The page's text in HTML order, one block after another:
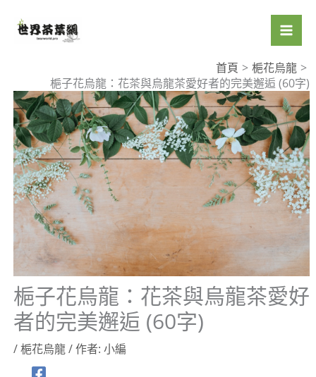
首頁
梔花烏龍
梔子花烏龍：花茶與烏龍茶愛好者的完美邂逅 (60字)
梔子花烏龍：花茶與烏龍茶愛好
者的完美邂逅 (60字)
/梔花烏龍/ 作者: 小編